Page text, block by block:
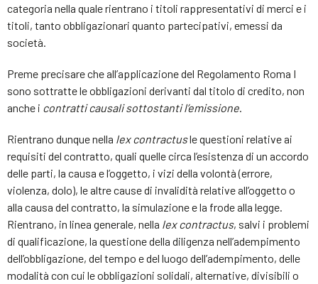
categoria nella quale rientrano i titoli rappresentativi di merci e i
titoli, tanto obbligazionari quanto partecipativi, emessi da
società.
Preme precisare che all’applicazione del Regolamento Roma I
sono sottratte le obbligazioni derivanti dal titolo di credito, non
anche i contratti causali sottostanti l’emissione
Rientrano dunque nella lex contractusle questioni relative ai
requisiti del contratto, quali quelle circa l’esistenza di un accordo
delle parti, la causa e l’oggetto, i vizi della volontà (errore,
violenza, dolo), le altre cause di invalidità relative all’oggetto o
alla causa del contratto, la simulazione e la frode alla legge.
Rientrano, in linea generale, nella lex contractus, salvi i problemi
di qualificazione, la questione della diligenza nell’adempimento
dell’obbligazione, del tempo e del luogo dell’adempimento, delle
modalità con cui le obbligazioni solidali, alternative, divisibili o